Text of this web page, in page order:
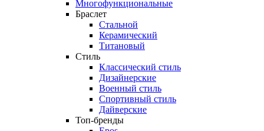
Многофункциональные
Браслет
Стальной
Керамический
Титановый
Стиль
Классический стиль
Дизайнерские
Военный стиль
Спортивный стиль
Дайверские
Топ-бренды